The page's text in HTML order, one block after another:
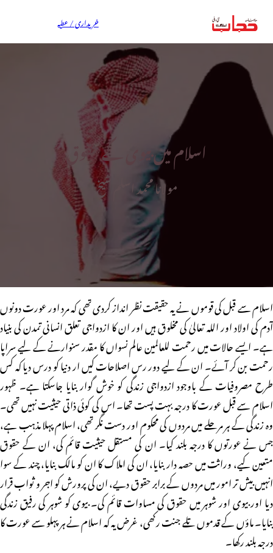
خریداری / عطیہ
اسلام میں بیوی کے حقوق
مولانا محمد اسلم شیخ
اسلام سے قبل کی قوموں نے یہ حقیقت نظر انداز کردی تھی کہ مرد اور عورت دونوں
آدم کی اولاد اور اللہ تعالیٰ کی مخلوق ہیں اور ان کا ازدواجی تعلق انسانی تمدن کی بنیاد
ہے۔ ایسے حالات میں رحمت للعالمین عالم نسواں کا مقدر سنوارنے کے لیے سراپا
رحمت بن کر آئے۔ ان کے لیے دور رس اصلاحات کیں ار دنیا کو درس دیا کہ کس
طرح مصروفیات کے باوجود ازدواجی زندگی کو خوش گوار بنایا جاسکتا ہے۔ ظہور
اسلام سے قبل عورت کا درجہ بہت پست تھا۔ اس کی کوئی ذاتی حیثیت نہیں تھی۔
وہ زندگی کے ہر مرحلے میں مردوں کی محکوم اور دست نگر تھی، اسلام پہلا مذہب ہے،
جس نے عورتوں کا درجہ بلند کیا۔ ان کی مستقل حیثیت قائم کی، ان کے حقوق
متعین کیے، وراثت میں حصہ دار بنایا، ان کی املاک کا ان کو مالک بنایا، چند کے سوا
انہیں بیش تر امور میں مردوں کے برابر حقوق دیے، ان کی پرورش کو اجر و ثواب قرار
دیا اور بیوی اور شوہر میں حقوق کی مساوات قائم کی۔ بیوی کو شوہر کی رفیق زندگی
بنایا۔ ماؤں کے قدموں تلے جنت رکھی، غرض یہ کہ اسلام نے ہر پہلو سے عورت کا
درجہ بلند رکھا۔